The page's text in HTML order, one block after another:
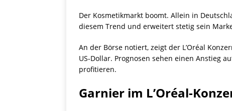
Der Kosmetikmarkt boomt. Allein in
diesem Trend und erweitert stetig sein
An der Börse notiert, zeigt der L’Oréal
US-Dollar. Prognosen sehen einen Anstieg
profitieren.
Garnier im L’Oréal-